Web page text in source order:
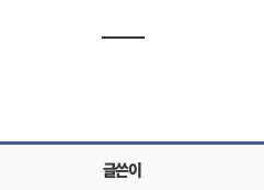
글쓴이